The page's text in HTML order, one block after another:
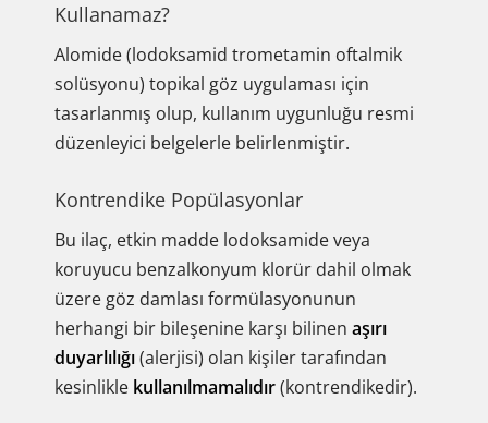
Kullanamaz?
Alomide (lodoksamid trometamin oftalmik
solüsyonu) topikal göz uygulaması için
tasarlanmış olup, kullanım uygunluğu resmi
düzenleyici belgelerle belirlenmiştir.
Kontrendike Popülasyonlar
Bu ilaç, etkin madde lodoksamide veya
koruyucu benzalkonyum klorür dahil olmak
üzere göz damlası formülasyonunun
herhangi bir bileşenine karşı bilinen aşırı
duyarlılığı(alerjisi) olan kişiler tarafından
kesinlikle kullanılmamalıdır(kontrendikedir).